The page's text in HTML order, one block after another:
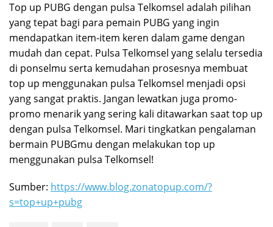
Top up PUBG dengan pulsa Telkomsel adalah pilihan
yang tepat bagi para pemain PUBG yang ingin
mendapatkan item-item keren dalam game dengan
mudah dan cepat. Pulsa Telkomsel yang selalu tersedia
di ponselmu serta kemudahan prosesnya membuat
top up menggunakan pulsa Telkomsel menjadi opsi
yang sangat praktis. Jangan lewatkan juga promo-
promo menarik yang sering kali ditawarkan saat top up
dengan pulsa Telkomsel. Mari tingkatkan pengalaman
bermain PUBGmu dengan melakukan top up
menggunakan pulsa Telkomsel!
Sumber: https://www.blog.zonatopup.com/?
s=top+up+pubg